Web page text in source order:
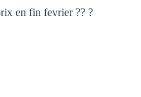
en fin fevrier ?? ?